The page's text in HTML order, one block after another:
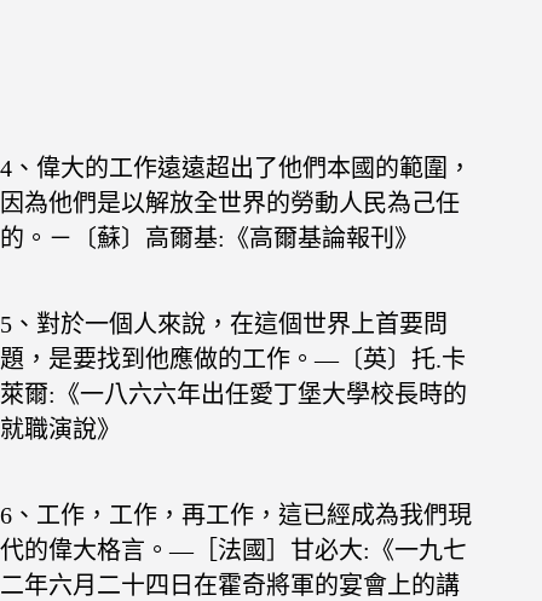
4、偉大的工作遠遠超出了他們本國的範圍，
因為他們是以解放全世界的勞動人民為己任
的。－〔蘇〕高爾基:《高爾基論報刊》
5、對於一個人來說，在這個世界上首要問
題，是要找到他應做的工作。—〔英〕托.卡
萊爾:《一八六六年出任愛丁堡大學校長時的
就職演說》
6、工作，工作，再工作，這已經成為我們現
代的偉大格言。—［法國］甘必大:《一九七
二年六月二十四日在霍奇將軍的宴會上的講